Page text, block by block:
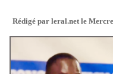
Rédigé par leral.net le